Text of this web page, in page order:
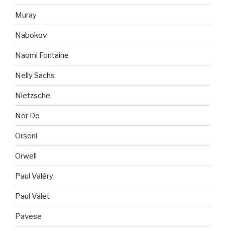
Muray
Nabokov
Naomi Fontaine
Nelly Sachs
Nietzsche
Nor Do
Orsoni
Orwell
Paul Valéry
Paul Valet
Pavese